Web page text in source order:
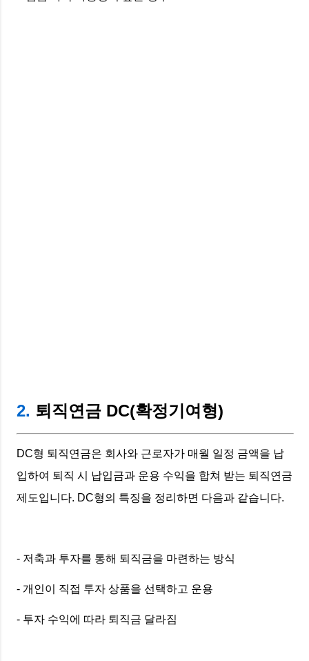
2. 퇴직연금 DC(확정기여형)
DC형 퇴직연금은 회사와 근로자가 매월 일정 금액을 납
입하여 퇴직 시 납입금과 운용 수익을 합쳐 받는 퇴직연금
제도입니다. DC형의 특징을 정리하면 다음과 같습니다.
- 저축과 투자를 통해 퇴직금을 마련하는 방식
- 개인이 직접 투자 상품을 선택하고 운용
- 투자 수익에 따라 퇴직금 달라짐